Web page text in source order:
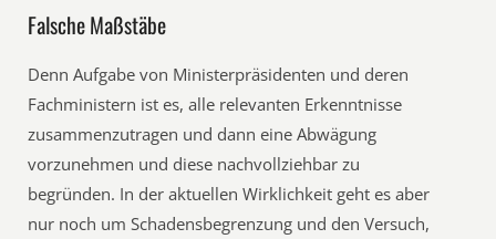
Falsche Maßstäbe
Denn Aufgabe von Ministerpräsidenten und deren
Fachministern ist es, alle relevanten Erkenntnisse
zusammenzutragen und dann eine Abwägung
vorzunehmen und diese nachvollziehbar zu
begründen. In der aktuellen Wirklichkeit geht es aber
nur noch um Schadensbegrenzung und den Versuch,